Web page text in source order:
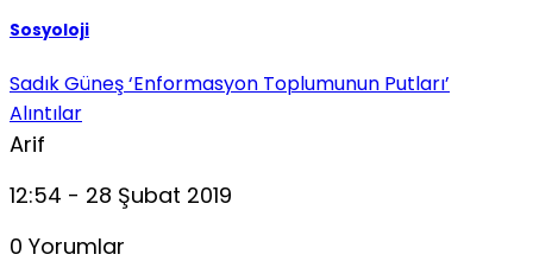
Sosyoloji
Sadık Güneş ‘Enformasyon Toplumunun Putları’
Alıntılar
Arif
12:54 - 28 Şubat 2019
0 Yorumlar